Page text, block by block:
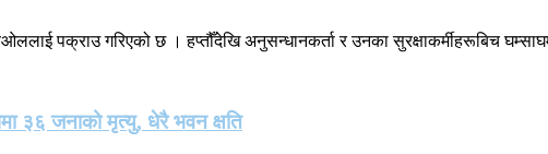
पक्राउ गरिएको छ । हप्तौँदेखि अनुसन्धानकर्ता र उनका सुरक्षाकर्मीहरूबिच
३६ जनाको मृत्यु, धेरै भवन क्षति